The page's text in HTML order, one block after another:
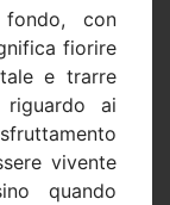
con
fiorire
e trarre
riguardo ai
vivente
quando